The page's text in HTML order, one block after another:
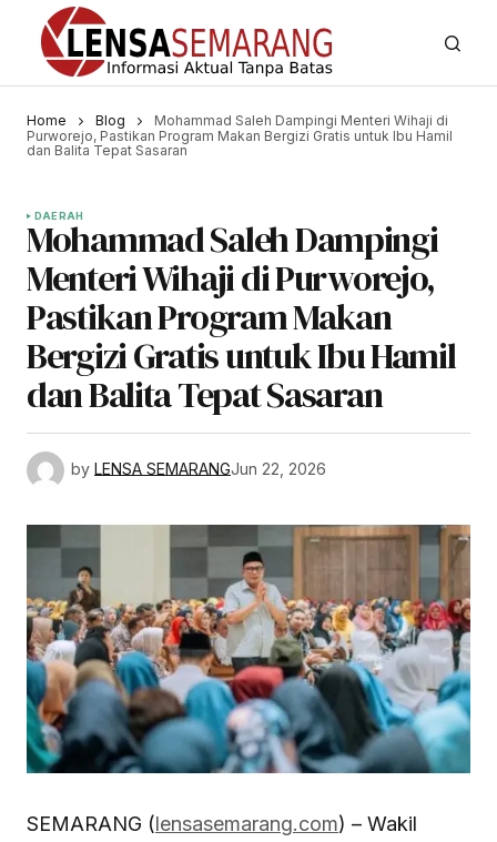
Home Blog
Mohammad Saleh Dampingi Menteri Wihaji di
Purworejo, Pastikan Program Makan Bergizi Gratis untuk Ibu Hamil
dan Balita Tepat Sasaran
DAERAH
Mohammad Saleh Dampingi
Menteri Wihaji di Purworejo,
Pastikan Program Makan
Bergizi Gratis untuk Ibu Hamil
dan Balita Tepat Sasaran
by LENSA SEMARANGJun 22, 2026
SEMARANG (lensasemarang.com) – Wakil